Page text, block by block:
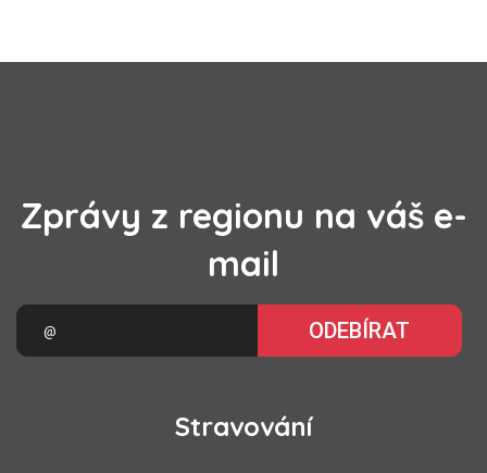
Zprávy z regionu na váš e-
mail
ODEBÍRAT
Stravování